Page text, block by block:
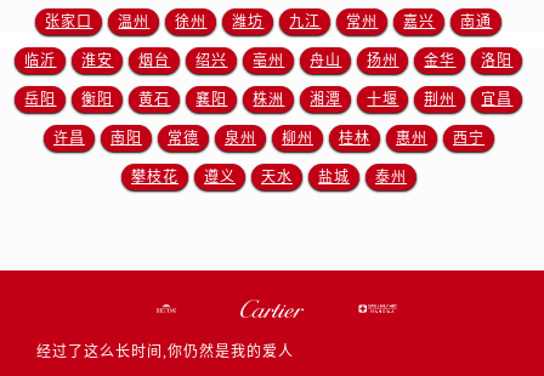
张家口 温州 徐州 潍坊 九江 常州 嘉兴 南通
临沂 淮安 烟台 绍兴 亳州 舟山 扬州 金华 洛阳
岳阳 衡阳 黄石 襄阳 株洲 湘潭 十堰 荆州 宜昌
许昌 南阳 常德 泉州 柳州 桂林 惠州 西宁
攀枝花 遵义 天水 盐城 泰州
经过了这么长时间,你仍然是我的爱人